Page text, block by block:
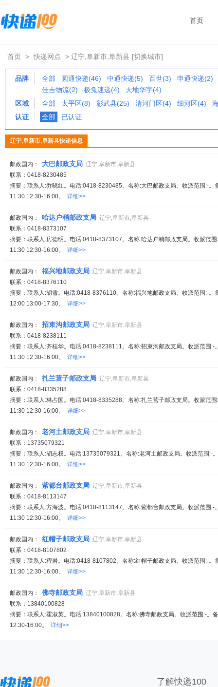
首页
首页 > 快递网点 > 辽宁,阜新市,阜新县 [切换城市]
品牌 全部 圆通快递(46) 中通快递(5) 百世(3)
申通快递(2)
佳吉物流(2)
极兔速递(4)
天地华宇(4)
区域
全部 太平区(8) 彰武县(25) 清河门区(4) 细河区(4)
认证
全部 已认证
辽宁,阜新市,阜新县快递信息
邮政国内： 大巴邮政支局 辽宁,阜新市,阜新县
联系：0418-8230485
摘要：联系人:乔晓红。电话:0418-8230485。名称:大巴邮政支局。收派范围:-。
11:30 12:30-16:00。 详细>>
邮政国内： 哈达户稍邮政支局 辽宁,阜新市,阜新县
联系：0418-8373107
摘要：联系人:房德明。电话:0418-8373107。名称:哈达户稍邮政支局。收派范
11:30 12:30-16:00。 详细>>
邮政国内： 福兴地邮政支局 辽宁,阜新市,阜新县
联系：0418-8376110
摘要：联系人:胡雪。电话:0418-8376110。名称:福兴地邮政支局。收派范围:-。
12:00 13:00-17:30。 详细>>
邮政国内： 招束沟邮政支局 辽宁,阜新市,阜新县
联系：0418-8238111
摘要：联系人:齐桂华。电话:0418-8238111。名称:招束沟邮政支局。收派范围:-
11:30 12:30-16:00。 详细>>
邮政国内： 扎兰营子邮政支局 辽宁,阜新市,阜新县
联系：0418-8335288
摘要：联系人:林占国。电话:0418-8335288。名称:扎兰营子邮政支局。收派范
11:30 12:30-16:00。 详细>>
邮政国内： 老河土邮政支局 辽宁,阜新市,阜新县
联系：13735079321
摘要：联系人:胡志权。电话:13735079321。名称:老河土邮政支局。收派范围:-
11:30 12:30-16:00。 详细>>
邮政国内： 紫都台邮政支局 辽宁,阜新市,阜新县
联系：0418-8113147
摘要：联系人:方海波。电话:0418-8113147。名称:紫都台邮政支局。收派范围:-
11:30 12:30-16:00。 详细>>
邮政国内： 红帽子邮政支局 辽宁,阜新市,阜新县
联系：0418-8107802
摘要：联系人:程岩。电话:0418-8107802。名称:红帽子邮政支局。收派范围:-。
11:30 12:30-16:00。 详细>>
邮政国内： 佛寺邮政支局 辽宁,阜新市,阜新县
联系：13840100828
摘要：联系人:霍淑英。电话:13840100828。名称:佛寺邮政支局。收派范围:-。
12:30-16:00。 详细>>
了解快递100